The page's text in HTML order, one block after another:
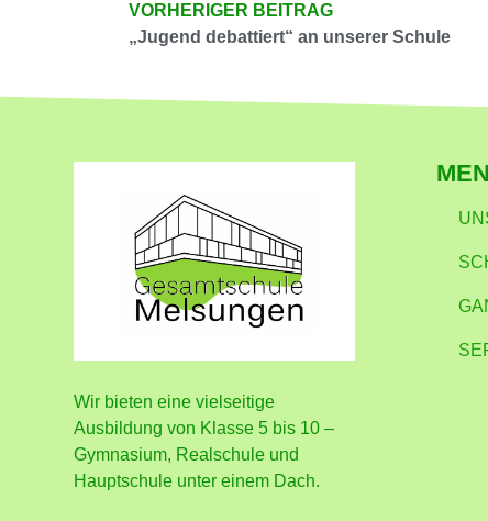
VORHERIGER BEITRAG
„Jugend debattiert“ an unserer Schule
Wir bieten eine vielseitige
Ausbildung von Klasse 5 bis 10 –
Gymnasium, Realschule und
Hauptschule unter einem Dach.